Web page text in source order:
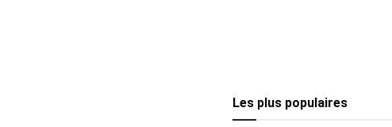
Les plus populaires